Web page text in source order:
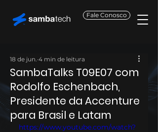
Fale Conosco
SambaTalks T09E07 com
Rodolfo Eschenbach,
Presidente da Accenture
para Brasil e Latam
18 de jun. 4 min de leitura
https://www.youtube.com/watch?